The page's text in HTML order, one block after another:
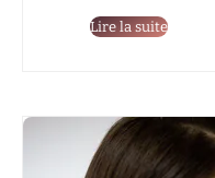
Lire la suite